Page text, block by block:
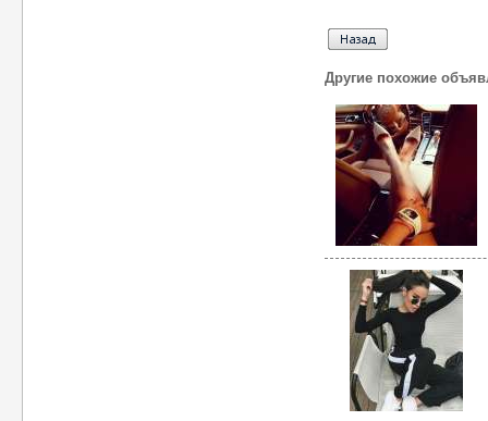
Другие похожие